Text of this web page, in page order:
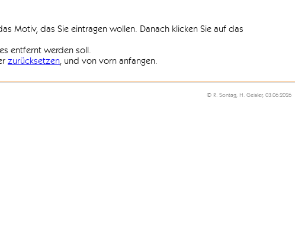
Motiv, das Sie eintragen wollen. Danach klicken Sie auf das
entfernt werden soll.
zurücksetzen, und von vorn anfangen.
© R. Sontag, H. Geisler, 03.06.2026